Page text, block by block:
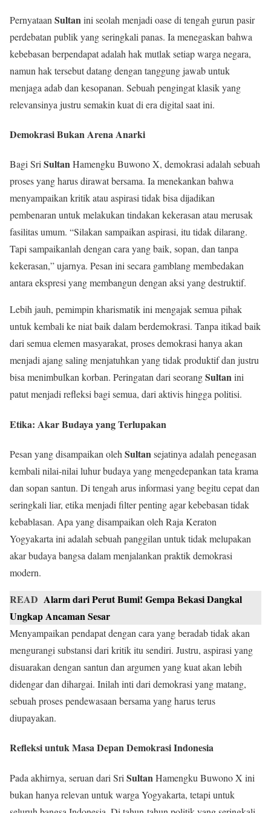
Pernyataan Sultanini seolah menjadi oase di tengah gurun pasir
perdebatan publik yang seringkali panas. Ia menegaskan bahwa
kebebasan berpendapat adalah hak mutlak setiap warga negara,
namun hak tersebut datang dengan tanggung jawab untuk
menjaga adab dan kesopanan. Sebuah pengingat klasik yang
relevansinya justru semakin kuat di era digital saat ini.
Demokrasi Bukan Arena Anarki
Bagi SriSultanHamengku Buwono X, demokrasi adalah sebuah
proses yang harus dirawat bersama. Ia menekankan bahwa
menyampaikan kritik atau aspirasi tidak bisa dijadikan
pembenaran untuk melakukan tindakan kekerasan atau merusak
fasilitas umum. “Silakan sampaikan aspirasi, itu tidak dilarang.
Tapi sampaikanlah dengan cara yang baik, sopan, dan tanpa
kekerasan,” ujarnya. Pesan ini secara gamblang membedakan
antara ekspresi yang membangun dengan aksi yang destruktif.
Lebih jauh, pemimpin kharismatik ini mengajak semua pihak
untuk kembali ke niat baik dalam berdemokrasi. Tanpa itikad baik
dari semua elemen masyarakat, proses demokrasi hanya akan
menjadi ajang saling menjatuhkan yang tidak produktif dan justru
bisa menimbulkan korban. Peringatan dari seorangSultanini
patut menjadi refleksi bagi semua, dari aktivis hingga politisi.
Etika: Akar Budaya yang Terlupakan
Pesan yang disampaikan oleh Sultansejatinya adalah penegasan
kembali nilai-nilai luhur budaya yang mengedepankan tata krama
dan sopan santun. Di tengah arus informasi yang begitu cepat dan
seringkali liar, etika menjadi filter penting agar kebebasan tidak
kebablasan. Apa yang disampaikan oleh Raja Keraton
Yogyakarta ini adalah sebuah panggilan untuk tidak melupakan
akar budaya bangsa dalam menjalankan praktik demokrasi
modern.
READ Alarm dari Perut Bumi! Gempa Bekasi Dangkal
Ungkap Ancaman Sesar
Menyampaikan pendapat dengan cara yang beradab tidak akan
mengurangi substansi dari kritik itu sendiri. Justru, aspirasi yang
disuarakan dengan santun dan argumen yang kuat akan lebih
didengar dan dihargai. Inilah inti dari demokrasi yang matang,
sebuah proses pendewasaan bersama yang harus terus
diupayakan.
Refleksi untuk Masa Depan Demokrasi Indonesia
Pada akhirnya, seruan dari Sri Sultan Hamengku Buwono X ini
bukan hanya relevan untuk warga Yogyakarta, tetapi untuk